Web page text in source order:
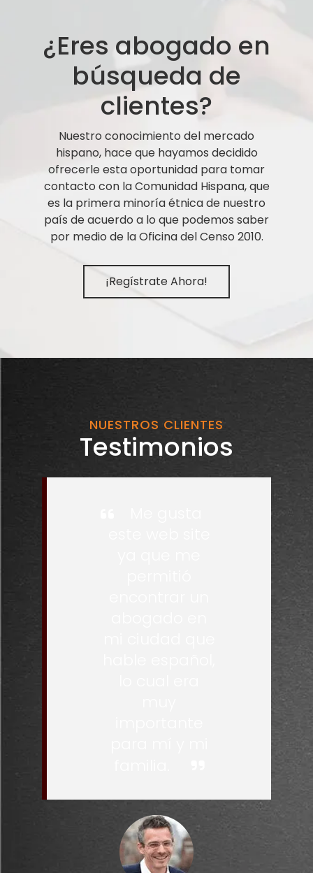
¿Eres abogado en
búsqueda de
clientes?
Nuestro conocimiento del mercado
hispano, hace que hayamos decidido
ofrecerle esta oportunidad para tomar
contacto con la Comunidad Hispana, que
es la primera minoría étnica de nuestro
país de acuerdo a lo que podemos saber
por medio de la Oficina del Censo 2010.
¡Regístrate Ahora!
NUESTROS CLIENTES
Testimonios